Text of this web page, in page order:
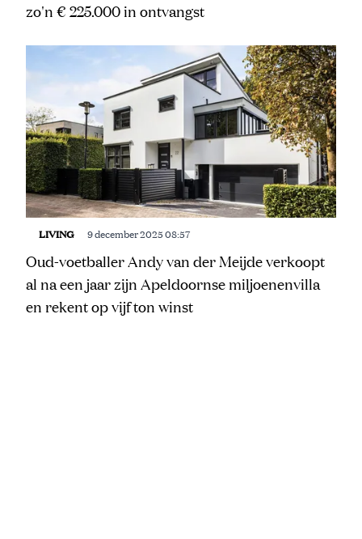
zo'n € 225.000 in ontvangst
LIVING 9 december 2025 08:57
Oud-voetballer Andy van der Meijde verkoopt
al na een jaar zijn Apeldoornse miljoenenvilla
en rekent op vijf ton winst